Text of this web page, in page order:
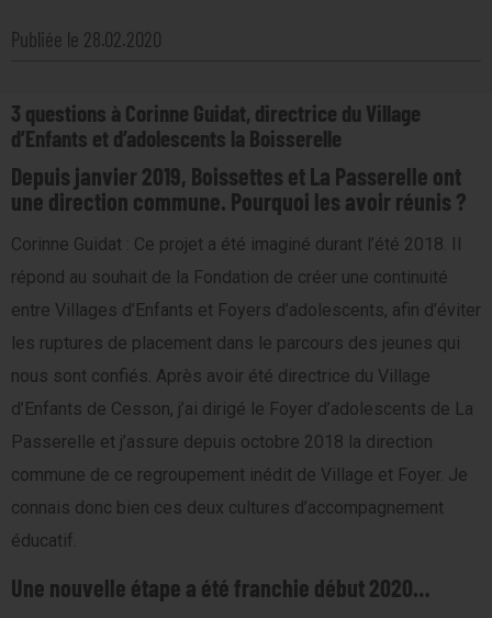
Publiée le 28.02.2020
3 questions à Corinne Guidat, directrice du Village
d’Enfants et d’adolescents la Boisserelle
Depuis janvier 2019, Boissettes et La Passerelle ont
une direction commune. Pourquoi les avoir réunis ?
Corinne Guidat : Ce projet a été imaginé durant l’été 2018. Il
répond au souhait de la Fondation de créer une continuité
entre Villages d’Enfants et Foyers d’adolescents, afin d’éviter
les ruptures de placement dans le parcours des jeunes qui
nous sont confiés. Après avoir été directrice du Village
d’Enfants de Cesson, j’ai dirigé le Foyer d’adolescents de La
Passerelle et j’assure depuis octobre 2018 la direction
commune de ce regroupement inédit de Village et Foyer. Je
connais donc bien ces deux cultures d’accompagnement
éducatif.
Une nouvelle étape a été franchie début 2020…